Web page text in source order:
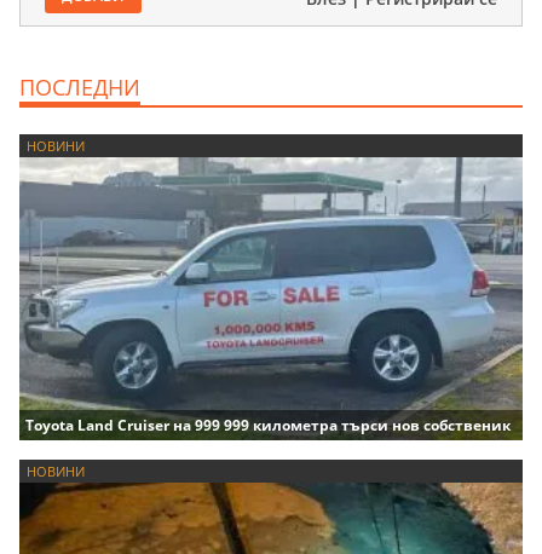
ПОСЛЕДНИ
НОВИНИ
Toyota Land Cruiser на 999 999 километра търси нов собственик
НОВИНИ